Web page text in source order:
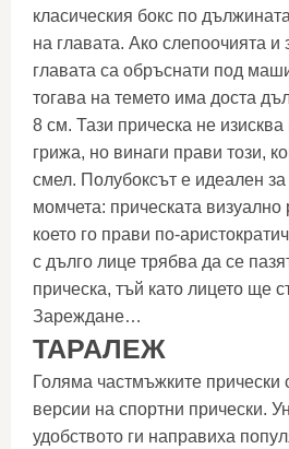
класическия бокс по
на главата. Ако слепоочията и
главата са обръснати под
тогава на темето има доста
8 см. Тази прическа не
грижа, но винаги прави този,
смел. Полубоксът е идеален за
момчета: прическата визуално
което го прави по-
с дълго лице трябва да се
прическа, тъй като лицето ще
Зареждане…
ТАРАЛЕЖ
Голяма частмъжките
версии на спортни прически.
удобството ги направиха